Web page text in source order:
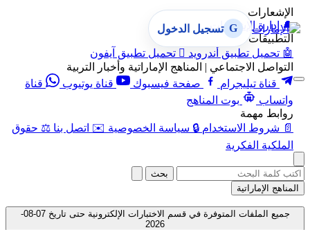
الإشعارات
🔔 إدارة الإشعارات
التطبيقات
🤖 تحميل تطبيق أندرويد  تحميل تطبيق آيفون
التواصل الاجتماعي | المناهج الإماراتية وأخبار التربية
قناة تيليجرام
صفحة فيسبوك قناة يوتيوب
قناة
واتساب
بوت المناهج
روابط مهمة
📄 شروط الاستخدام 🔒 سياسة الخصوصية ✉️ اتصل بنا ⚖️ حقوق
الملكية الفكرية
G تسجيل الدخول
بحث
المناهج الإماراتية
جميع الملفات المتوفرة في قسم الاختبارات الإلكترونية حتى تاريخ 07-08-
2026